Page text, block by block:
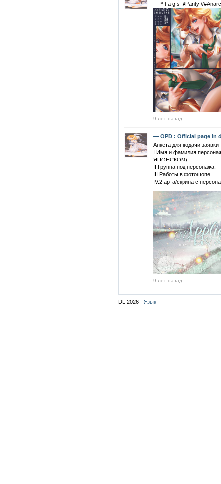
ㅤㅤ— ❝ t a g s :#Panty //
9 лет назад
— OPD : Official page in
ㅤㅤㅤㅤㅤㅤㅤㅤㅤАнкета для подачи заявки :
I.Имя и фамилия
ЯПОНСКОМ).
II.Группа под персонажа.
III.Работы в фотошопе.
IV.2 арта/скрина с
9 лет назад
DL 2026 Язык